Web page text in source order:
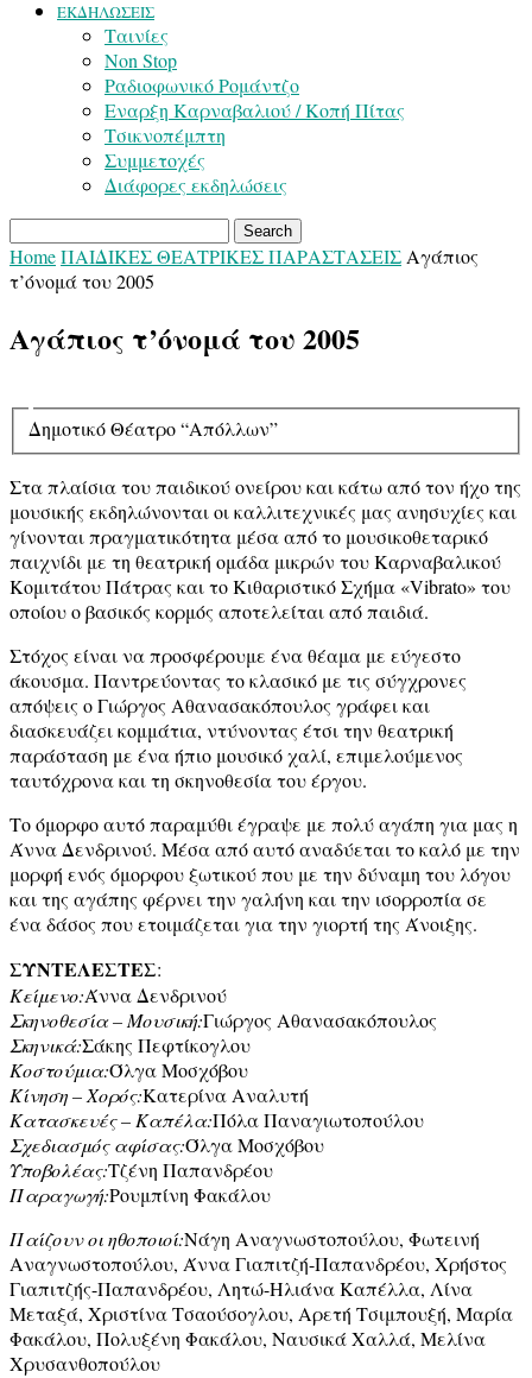
ΕΚΔΗΛΩΣΕΙΣ
Ταινίες
Non Stop
Ραδιοφωνικό Ρομάντζο
Εναρξη Καρναβαλιού / Κοπή Πίτας
Τσικνοπέμπτη
Συμμετοχές
Διάφορες εκδηλώσεις
HomeΠΑΙΔΙΚΕΣ ΘΕΑΤΡΙΚΕΣ ΠΑΡΑΣΤΑΣΕΙΣ Αγάπιος
τ’όνομά του 2005
Αγάπιος τ’όνομά του 2005
Δημοτικό Θέατρο “Απόλλων”
Στα πλαίσια του παιδικού ονείρου και κάτω από τον ήχο της
μουσικής εκδηλώνονται οι καλλιτεχνικές μας ανησυχίες και
γίνονται πραγματικότητα μέσα από το μουσικο­θεταρικό
παιχνίδι με τη θεατρική ομάδα μικρών του Καρναβαλικού
Κομιτάτου Πάτρας και το Κιθαριστικό Σχήμα «Vibrato» του
οποίου ο βασικός κορμός αποτελείται από παιδιά.
Στόχος είναι να προσφέρουμε ένα θέαμα με εύγεστο
άκουσμα. Παντρεύοντας το κλασικό με τις σύγχρονες
απόψεις ο Γιώργος Αθανασακόπουλος γράφει και
διασκευάζει κομμάτια, ντύνοντας έτσι την θεατρική
παράσταση με ένα ήπιο μουσικό χαλί, επιμελούμενος
ταυτόχρονα και τη σκηνοθεσία του έργου.
Το όμορφο αυτό παραμύθι έγραψε με πολύ αγάπη για μας η
Άννα Δενδρινού. Μέσα από αυτό αναδύεται το καλό με την
μορφή ενός όμορφου ξωτικού που με την δύναμη του λόγου
και της αγάπης φέρνει την γαλήνη και την ισορροπία σε
ένα δάσος που ετοιμάζεται για την γιορτή της Άνοιξης.
ΣΥΝΤΕΛΕΣΤΕΣ:
Κείμενο:Άννα Δενδρινού
Σκηνοθεσία – Μουσική:Γιώργος Αθανασακόπουλος
Σκηνικά:Σάκης Πεφτίκογλου
Κοστούμια:Όλγα Μοσχόβου
Κίνηση – Χορός:Κατερίνα Αναλυτή
Κατασκευές – Καπέλα:Πόλα Παναγιωτοπούλου
Σχεδιασμός αφίσας:Όλγα Μοσχόβου
Υποβολέας:Τζένη Παπανδρέου
Παραγωγή:Ρουμπίνη Φακάλου
Παίζουν οι ηθοποιοί:Νάγη Αναγνωστοπούλου, Φωτεινή
Αναγνωστοπούλου, Άννα Γιαπιτζή-Παπανδρέου, Χρήστος
Γιαπιτζής-Παπανδρέου, Λητώ-Ηλιάνα Καπέλλα, Λίνα
Μεταξά, Χριστίνα Τσαούσογλου, Αρετή Τσιμπουξή, Μαρία
Φακάλου, Πολυξένη Φακάλου, Ναυσικά Χαλλά, Μελίνα
Χρυσανθοπούλου